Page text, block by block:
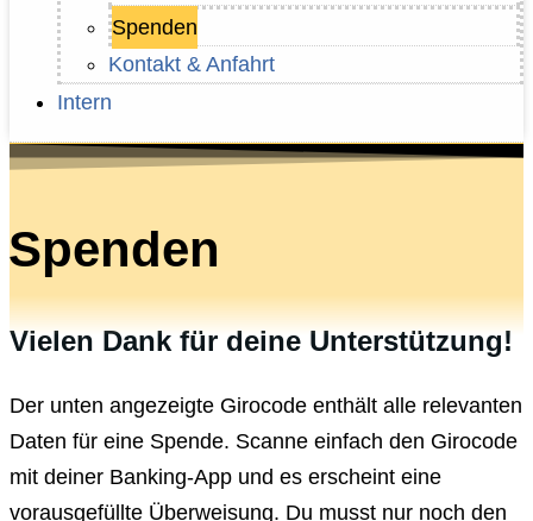
Spenden
Kontakt & Anfahrt
Intern
Spenden
Vielen Dank für deine Unterstützung!
Der unten angezeigte Girocode enthält alle relevanten
Daten für eine Spende. Scanne einfach den Girocode
mit deiner Banking-App und es erscheint eine
vorausgefüllte Überweisung. Du musst nur noch den